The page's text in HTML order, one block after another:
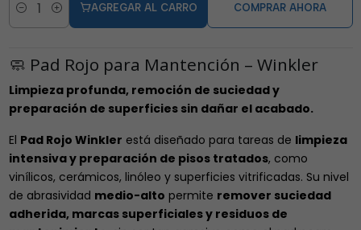
Cantidad
AGREGAR AL CARRO COMPRAR AHORA
🧼 Pad Rojo para Mantención – Winkler
Limpieza profunda, remoción de suciedad y
preparación de superficies sin dañar el acabado.
El Pad Rojo Winkler está diseñado para tareas de limpieza
intensiva y preparación de pisos tratados, como
vinílicos, cerámicos, linóleo y superficies vitrificadas. Su nivel
de abrasividad medio-alto permite remover suciedad
adherida, marcas superficiales y residuos de